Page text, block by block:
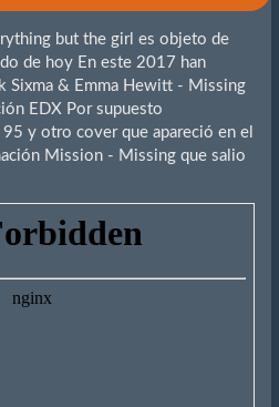
but the girl es objeto de
de hoy En este 2017 han
Sixma & Emma Hewitt - Missing
EDX Por supuesto
y otro cover que apareció en el
Mission - Missing que salio